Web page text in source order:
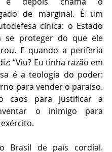
de marginal. É um
cínica: o Estado
se proteger do que ele
E quando a periferia
“Viu? Eu tinha razão em
é a teologia do poder:
para vender o paraíso.
caos para justificar a
o inimigo para
Brasil de país cordial.